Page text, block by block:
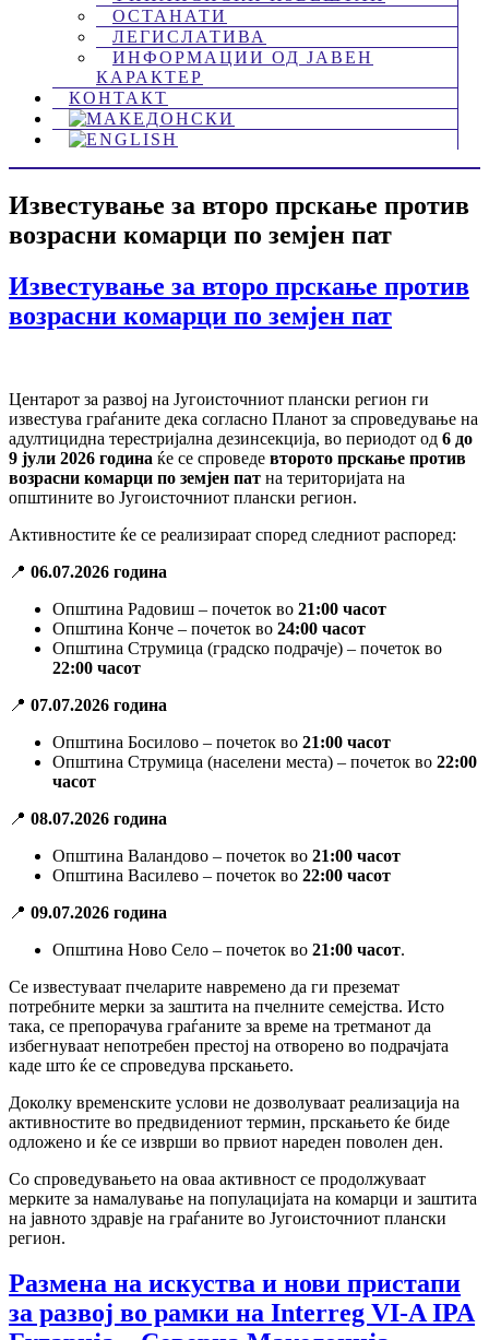
ОСТАНАТИ
ЛЕГИСЛАТИВА
ИНФОРМАЦИИ ОД ЈАВЕН
КАРАКТЕР
КОНТАКТ
Известување за второ прскање против
возрасни комарци по земјен пат
Известување за второ прскање против
возрасни комарци по земјен пат
Центарот за развој на Југоисточниот плански регион ги
известува граѓаните дека согласно Планот за спроведување на
адултицидна терестријална дезинсекција, во периодот од 6 до
9 јули 2026 година ќе се спроведе второто прскање против
возрасни комарци по земјен пат на територијата на
општините во Југоисточниот плански регион.
Активностите ќе се реализираат според следниот распоред:
📍 06.07.2026 година
Општина Радовиш – почеток во 21:00 часот
Општина Конче – почеток во 24:00 часот
Општина Струмица (градско подрачје) – почеток во
22:00 часот
📍 07.07.2026 година
Општина Босилово – почеток во 21:00 часот
Општина Струмица (населени места) – почеток во 22:00
часот
📍 08.07.2026 година
Општина Валандово – почеток во 21:00 часот
Општина Василево – почеток во 22:00 часот
📍 09.07.2026 година
Општина Ново Село – почеток во 21:00 часот.
Се известуваат пчеларите навремено да ги преземат
потребните мерки за заштита на пчелните семејства. Исто
така, се препорачува граѓаните за време на третманот да
избегнуваат непотребен престој на отворено во подрачјата
каде што ќе се спроведува прскањето.
Доколку временските услови не дозволуваат реализација на
активностите во предвидениот термин, прскањето ќе биде
одложено и ќе се изврши во првиот нареден поволен ден.
Со спроведувањето на оваа активност се продолжуваат
мерките за намалување на популацијата на комарци и заштита
на јавното здравје на граѓаните во Југоисточниот плански
регион.
Размена на искуства и нови пристапи
за развој во рамки на Interreg VI-A IPA